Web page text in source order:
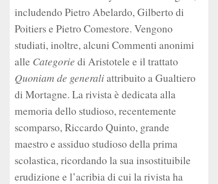
includendo Pietro Abelardo, Gilberto di
Poitiers e Pietro Comestore. Vengono
studiati, inoltre, alcuni Commenti anonimi
alle Categorie di Aristotele e il trattato
Quoniam de generali attribuito a Gualtiero
di Mortagne. La rivista è dedicata alla
memoria dello studioso, recentemente
scomparso, Riccardo Quinto, grande
maestro e assiduo studioso della prima
scolastica, ricordando la sua insostituibile
erudizione e l’acribia di cui la rivista ha